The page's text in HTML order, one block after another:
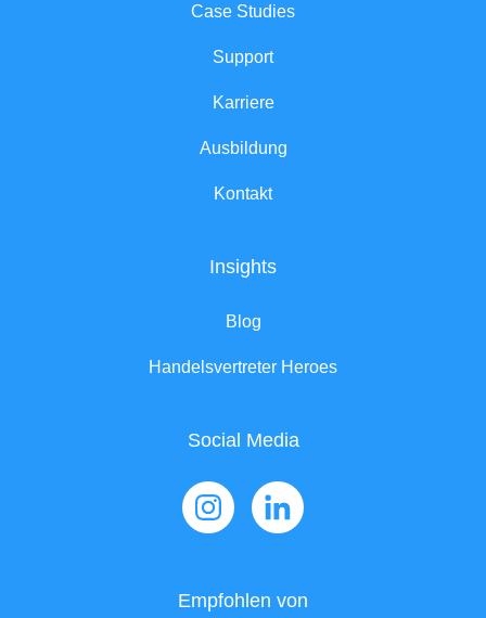
Case Studies
Support
Karriere
Ausbildung
Kontakt
Insights
Blog
Handelsvertreter Heroes
Social Media
Empfohlen von